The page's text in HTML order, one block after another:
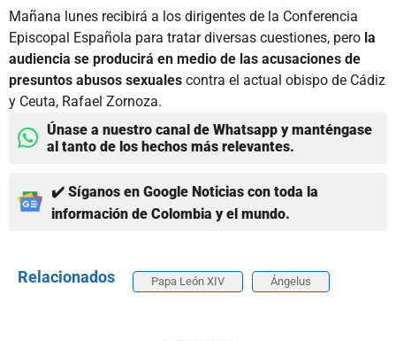
Mañana lunes recibirá a los dirigentes de la Conferencia
Episcopal Española para tratar diversas cuestiones, pero la
audiencia se producirá en medio de las acusaciones de
presuntos abusos sexuales contra el actual obispo de Cádiz
y Ceuta, Rafael Zornoza.
Únase a nuestro canal de Whatsapp y manténgase
al tanto de los hechos más relevantes.
✔️ Síganos en Google Noticias con toda la
información de Colombia y el mundo.
Relacionados Papa León XIV Ángelus